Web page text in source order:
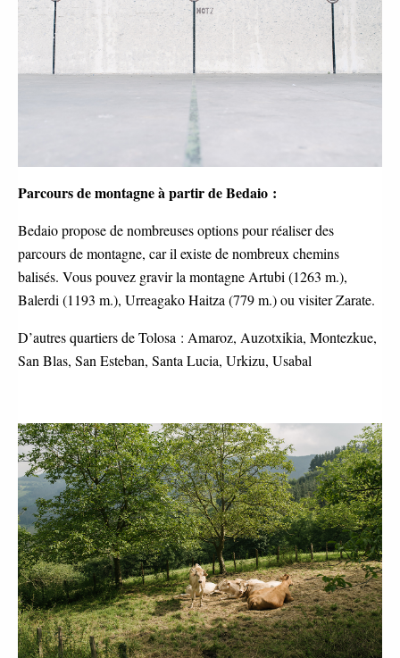
Parcours de montagne à partir de Bedaio :
Bedaio propose de nombreuses options pour réaliser des
parcours de montagne, car il existe de nombreux chemins
balisés. Vous pouvez gravir la montagne Artubi (1263 m.),
Balerdi (1193 m.), Urreagako Haitza (779 m.) ou visiter Zarate.
D’autres quartiers de Tolosa : Amaroz, Auzotxikia, Montezkue,
San Blas, San Esteban, Santa Lucia, Urkizu, Usabal